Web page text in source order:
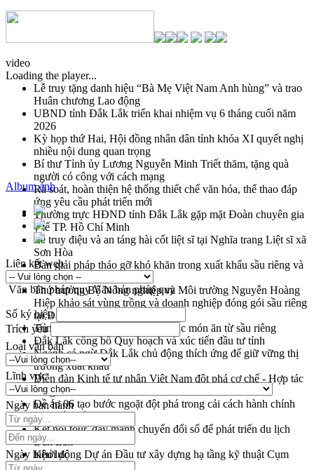
video
Loading the player...
Lễ truy tặng danh hiệu “Bà Mẹ Việt Nam Anh hùng” và trao
Huân chương Lao động
UBND tỉnh Đắk Lắk triển khai nhiệm vụ 6 tháng cuối năm
2026
Kỳ họp thứ Hai, Hội đồng nhân dân tỉnh khóa XI quyết nghị
nhiều nội dung quan trọng
Bí thư Tỉnh ủy Lương Nguyễn Minh Triết thăm, tặng quà
người có công với cách mạng
Rà soát, hoàn thiện hệ thống thiết chế văn hóa, thể thao đáp
ứng yêu cầu phát triển mới
Thường trực HĐND tỉnh Đắk Lắk gặp mặt Đoàn chuyên gia
y tế TP. Hồ Chí Minh
Lễ truy điệu và an táng hài cốt liệt sĩ tại Nghĩa trang Liệt sĩ xã
Sơn Hòa
Bàn giải pháp tháo gỡ khó khăn trong xuất khẩu sầu riêng và
triển khai quy định EUDR
Thứ trưởng Bộ Nông nghiệp và Môi trường Nguyễn Hoàng
Hiệp khảo sát vùng trồng và doanh nghiệp đóng gói sầu riêng
tại Đắk Lắk
Trình diễn nghệ thuật chế biến các món ăn từ sầu riêng
Đắk Lắk công bố Quy hoạch và xúc tiến đầu tư tỉnh
Ngành cá ngừ Đắk Lắk chủ động thích ứng để giữ vững thị
trường xuất khẩu
Diễn đàn Kinh tế tư nhân Việt Nam đột phá cơ chế - Hợp tác
công tư
Đề án 06 tạo bước ngoặt đột phá trong cải cách hành chính
tỉnh Đắk Lắk
Kết nối tour, đẩy mạnh chuyển đổi số để phát triển du lịch
Đắk Lắk
Khởi động Dự án Đầu tư xây dựng hạ tầng kỹ thuật Cụm
công nghiệp Tân Tiến
Album ảnh
Liên kết web
Văn bản pháp quy Văn bản pháp quy
Số ký hiệu
Trích yếu
Loại văn bản
Lĩnh vực
Ngày ban hành
Ngày hiệu lực